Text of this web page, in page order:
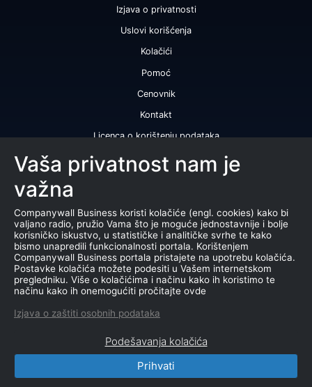
Izjava o privatnosti
Uslovi korišćenja
Kolačići
Pomoć
Cenovnik
Kontakt
Licenca o korištenju podataka
Naše usluge
Bonitetni izveštaj
Sertifikat bonitetne izvrsnosti
Proizvodi
Saradnja sa registrom APR
Marketing baza podataka
Vaša privatnost nam je
važna
Companywall Business koristi kolačiće (engl. cookies) kako bi
valjano radio, pružio Vama što je moguće jednostavnije i bolje
korisničko iskustvo, u statističke i analitičke svrhe te kako
bismo unapredili funkcionalnosti portala. Korištenjem
Companywall Business portala pristajete na upotrebu kolačića.
Postavke kolačića možete podesiti u Vašem internetskom
pregledniku. Više o kolačićima i načinu kako ih koristimo te
načinu kako ih onemogućiti pročitajte ovde
Izjava o zaštiti osobnih podataka
Podešavanja kolačića
Prihvati